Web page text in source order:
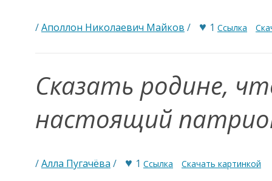
/Аполлон Николаевич Майков / ♥ 1 Ссылка
Сказать родине,
настоящий
/Алла Пугачёва / ♥ 1 Ссылка Скачать картинкой